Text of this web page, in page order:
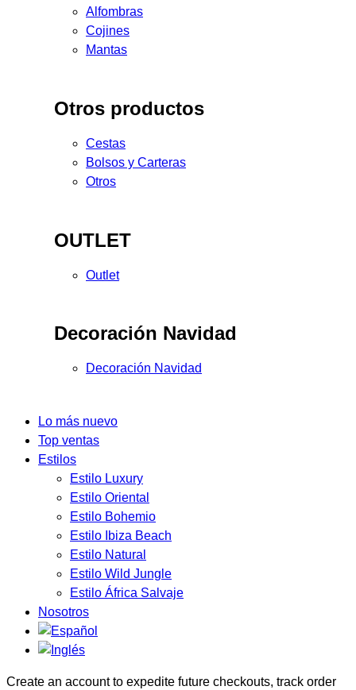
Alfombras
Cojines
Mantas
Otros productos
Cestas
Bolsos y Carteras
Otros
OUTLET
Outlet
Decoración Navidad
Decoración Navidad
Lo más nuevo
Top ventas
Estilos
Estilo Luxury
Estilo Oriental
Estilo Bohemio
Estilo Ibiza Beach
Estilo Natural
Estilo Wild Jungle
Estilo África Salvaje
Nosotros
Create an account to expedite future checkouts, track order